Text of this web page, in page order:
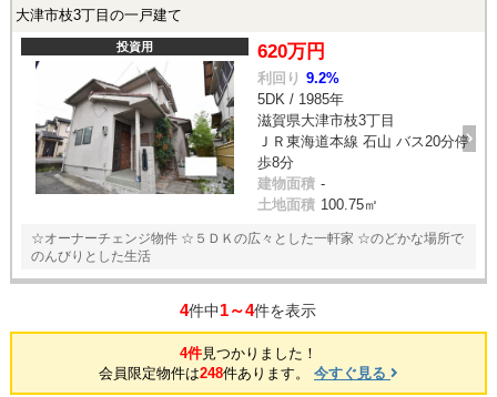
大津市枝3丁目の一戸建て
投資用 620万円
利回り 9.2%
5DK / 1985年
滋賀県大津市枝3丁目
ＪＲ東海道本線 石山 バス20分停
歩8分
建物面積 -
土地面積 100.75㎡
☆オーナーチェンジ物件 ☆５ＤＫの広々とした一軒家 ☆のどかな場所で
のんびりとした生活
4件中1～4件を表示
4件見つかりました！
会員限定物件は248件あります。 今すぐ見る